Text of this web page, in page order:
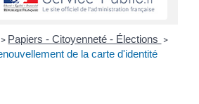
> Papiers - Citoyenneté - Élections >
de la carte d'identité